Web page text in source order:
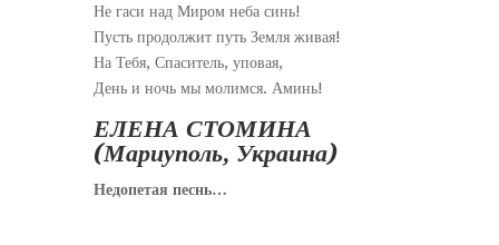
Не гаси над Миром неба синь!
Пусть продолжит путь Земля живая!
На Тебя, Спаситель, уповая,
День и ночь мы молимся. Аминь!
ЕЛЕНА СТОМИНА
(Мариуполь, Украина)
Недопетая песнь…